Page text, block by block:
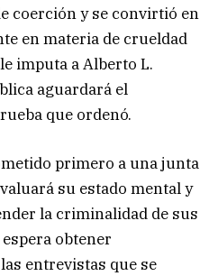
coerción y se convirtió en
en materia de crueldad
imputa a Alberto L.
aguardará el
que ordenó.
primero a una junta
su estado mental y
la criminalidad de sus
obtener
entrevistas que se